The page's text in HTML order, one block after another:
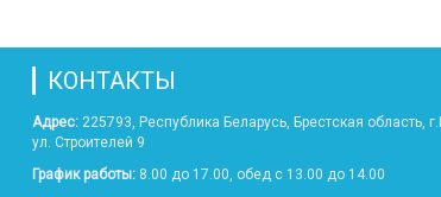
КОНТАКТЫ
Адрес: 225793, Республика Беларусь, Брестская область,
ул. Строителей 9
График работы: 8.00 до 17.00, обед с 13.00 до 14.00